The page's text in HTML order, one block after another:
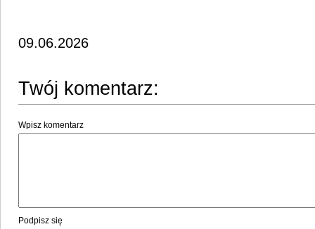
09.06.2026
Twój komentarz:
Wpisz komentarz
Podpisz się